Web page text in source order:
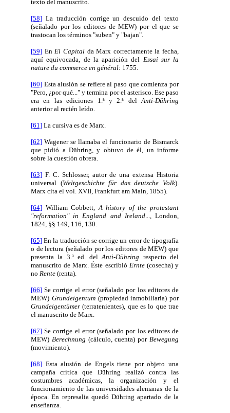
texto del manuscrito.
[58] La traducción corrige un descuido del texto
(señalado por los editores de MEW) por el que se
trastocan los términos "suben" y "bajan".
[59] En El Capitalda Marx correctamente la fecha,
aquí equivocada, de la aparición del Essai sur la
nature du commerce en général: 1755.
[60] Esta alusión se refiere al paso que comienza por
"Pero, ¿por qué..." y termina por el asterisco. Ese paso
era en las ediciones 1.ª y 2.ª del Anti-Dühring
anterior al recién leído.
[61] La cursiva es de Marx.
[62] Wagener se llamaba el funcionario de Bismarck
que pidió a Dühring, y obtuvo de él, un informe
sobre la cuestión obrera.
[63] F. C. Schlosser, autor de una extensa Historia
universal (Weltgeschichte für das deutsche Volk).
Marx cita el vol. XVII, Frankfurt am Main, 1855).
[64] William Cobbett, A history of the protestant
"reformation" in England and Ireland..., London,
1824, §§ 149, 116, 130.
[65] En la traducción se corrige un error de tipografía
o de lectura (señalado por los editores de MEW) que
presenta la 3.ª ed. delAnti-Dühring respecto del
manuscrito de Marx. Éste escribió Ernte(cosecha) y
no Rente (renta).
[66] Se corrige el error (señalado por los editores de
MEW) Grundeigentum(propiedad inmobiliaria) por
Grundeigentümer (terratenientes), que es lo que trae
el manuscrito de Marx.
[67] Se corrige el error (señalado por los editores de
MEW) Berechnung (cálculo, cuenta) por Bewegung
(movimiento).
[68] Esta alusión de Engels tiene por objeto una
campaña crítica que Dühring realizó contra las
costumbres académicas, la organización y el
funcionamiento de las universidades alemanas de la
época. En represalia quedó Dühring apartado de la
enseñanza.